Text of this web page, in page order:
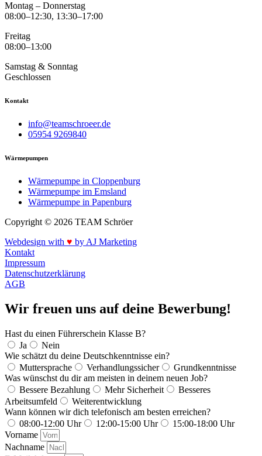
Montag – Donnerstag
08:00–12:30, 13:30–17:00
Freitag
08:00–13:00
Samstag & Sonntag
Geschlossen
Kontakt
info@teamschroeer.de
05954 9269840
Wärmepumpen
Wärmepumpe in Cloppenburg
Wärmepumpe im Emsland
Wärmepumpe in Papenburg
Copyright © 2026 TEAM Schröer
Webdesign with ♥ by AJ Marketing
Kontakt
Impressum
Datenschutzerklärung
AGB
Wir freuen uns auf deine Bewerbung!
Hast du einen Führerschein Klasse B?
Ja
Nein
Wie schätzt du deine Deutschkenntnisse ein?
Muttersprache
Verhandlungssicher
Grundkenntnisse
Was wünschst du dir am meisten in deinem neuen Job?
Bessere Bezahlung
Mehr Sicherheit
Besseres
Arbeitsumfeld
Weiterentwicklung
Wann können wir dich telefonisch am besten erreichen?
08:00-12:00 Uhr
12:00-15:00 Uhr
15:00-18:00 Uhr
Vorname
Nachname